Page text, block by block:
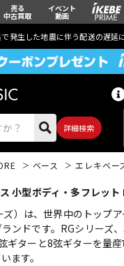
売る
中古買取
イベント
動画
で発生した地震に伴う配送の遅延
詳細検索
ー ア
ベース エレキベー
小型ボディ・多フレッ
）は、世界中のトップ
ンドです。RGシリーズ
ギターと8弦ギターを量
ます。